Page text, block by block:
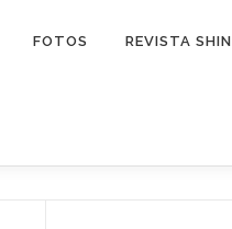
FOTOS REVISTA SHIN